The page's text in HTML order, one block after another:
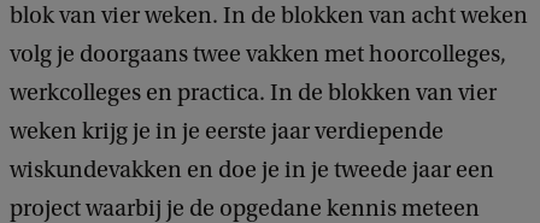
blok van vier weken. In de blokken van acht weken
volg je doorgaans twee vakken met hoorcolleges,
werkcolleges en practica. In de blokken van vier
weken krijg je in je eerste jaar verdiepende
wiskundevakken en doe je in je tweede jaar een
project waarbij je de opgedane kennis meteen